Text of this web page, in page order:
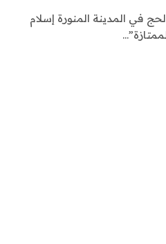
في المدينة المنورة إسلام